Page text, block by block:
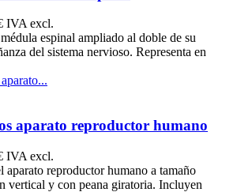
IVA excl.
espinal ampliado al doble de su
del sistema nervioso. Representa en
aparato reproductor humano
IVA excl.
aparato reproductor humano a tamaño
vertical y con peana giratoria. Incluyen